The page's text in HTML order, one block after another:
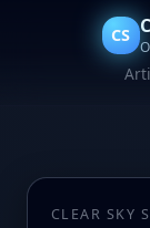
CS
CLEAR SKY